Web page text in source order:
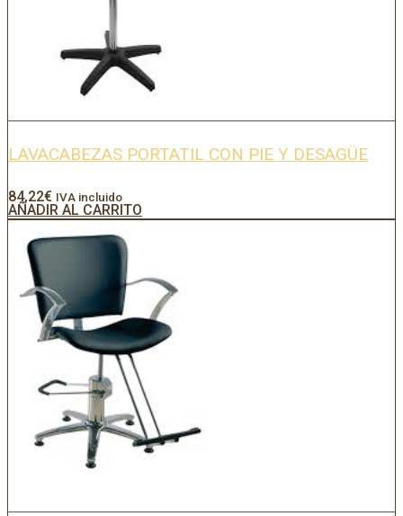
LAVACABEZAS PORTATIL CON PIE Y DESAGÜE
84,22€ IVA incluido
AÑADIR AL CARRITO